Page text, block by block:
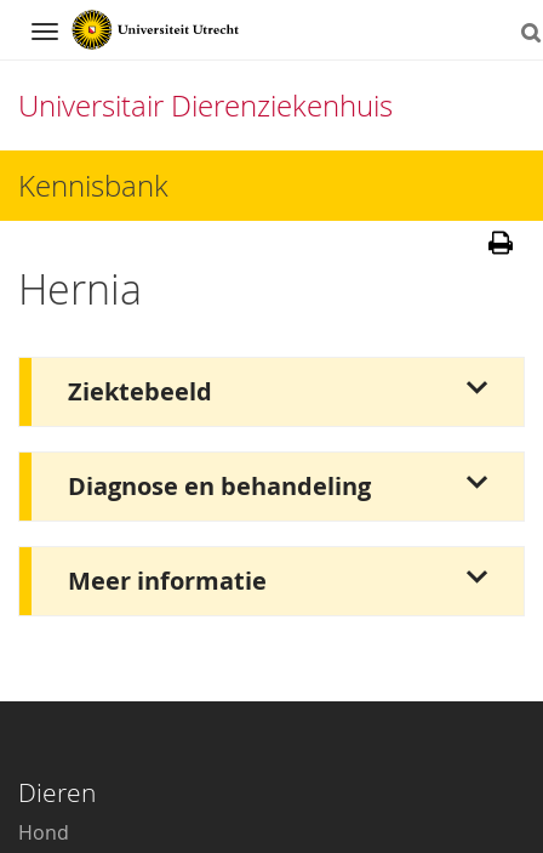
Navigation
Universitair Dierenziekenhuis
Direct
inhoud
Kennisbank
Hernia
Ziektebeeld
Diagnose en behandeling
Meer informatie
Dieren
Hond